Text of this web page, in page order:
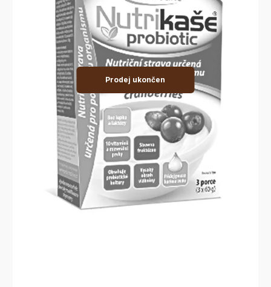
Prodej ukončen